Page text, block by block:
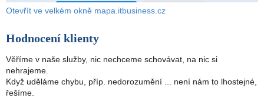
Otevřít ve velkém okně mapa.itbusiness.cz
Hodnocení klienty
Věříme v naše služby, nic nechceme schovávat, na nic si
nehrajeme.
Když uděláme chybu, příp. nedorozumění ... není nám to lhostejné,
řešíme.